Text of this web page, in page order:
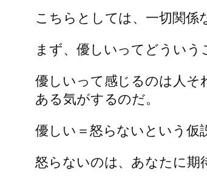
こちらとしては、一切関係
まず、優しいってどういう
優しいって感じるのは人
ある気がするのだ。
優しい＝怒らないという仮
怒らないのは、あなたに期